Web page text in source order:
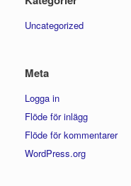
Uncategorized
Meta
Logga in
Flöde för inlägg
Flöde för kommentarer
WordPress.org